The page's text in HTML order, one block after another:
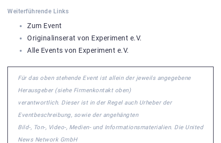
Weiterführende Links
Zum Event
Originalinserat von Experiment e.V.
Alle Events von Experiment e.V.
Für das oben stehende Event ist allein der jeweils angegebene
Herausgeber (siehe Firmenkontakt oben)
verantwortlich. Dieser ist in der Regel auch Urheber der
Eventbeschreibung, sowie der angehängten
Bild-, Ton-, Video-, Medien- und Informationsmaterialien. Die United
News Network GmbH